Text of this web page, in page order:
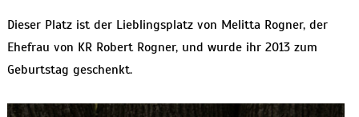
Dieser Platz ist der Lieblingsplatz von Melitta Rogner, der
Ehefrau von KR Robert Rogner, und wurde ihr 2013 zum
Geburtstag geschenkt.